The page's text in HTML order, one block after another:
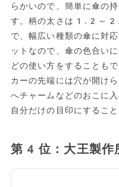
らかいので、簡単に傘の
す。柄の太さは1.2～
で、幅広い種類の傘に対
ットなので、傘の色合い
どの使い方をすることも
カーの先端には穴が開け
へチャームなどのおこに
自分だけの目印にすること
第4位：大王製作